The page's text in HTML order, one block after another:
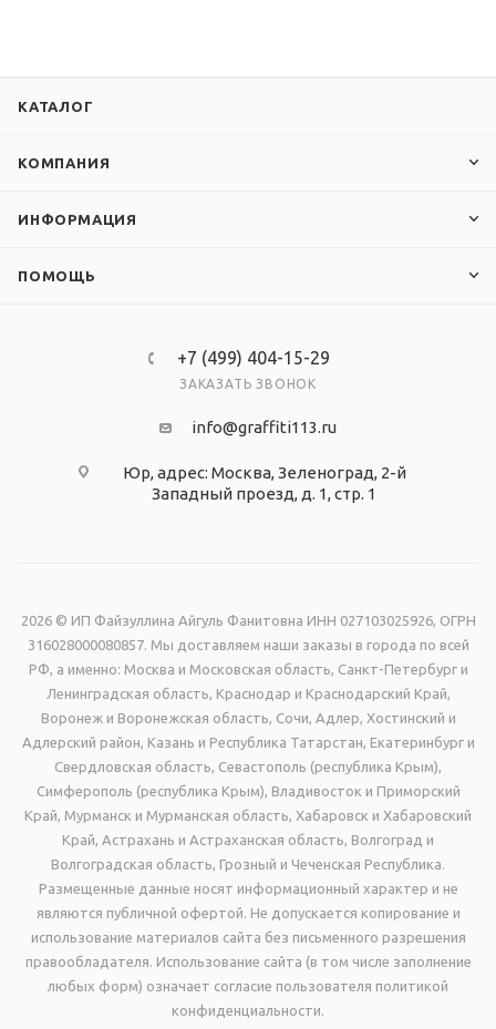
КАТАЛОГ
КОМПАНИЯ
ИНФОРМАЦИЯ
ПОМОЩЬ
+7 (499) 404-15-29
ЗАКАЗАТЬ ЗВОНОК
info@graffiti113.ru
Юр, адрес: Москва, Зеленоград, 2-й
Западный проезд, д. 1, стр. 1
2026 © ИП Файзуллина Айгуль Фанитовна ИНН 027103025926, ОГРН
316028000080857. Мы доставляем наши заказы в города по всей
РФ, а именно: Москва и Московская область, Санкт-Петербург и
Ленинградская область, Краснодар и Краснодарский Край,
Воронеж и Воронежская область, Сочи, Адлер, Хостинский и
Адлерский район, Казань и Республика Татарстан, Екатеринбург и
Свердловская область, Севастополь (республика Крым),
Симферополь (республика Крым), Владивосток и Приморский
Край, Мурманск и Мурманская область, Хабаровск и Хабаровский
Край, Астрахань и Астраханская область, Волгоград и
Волгоградская область, Грозный и Чеченская Республика.
Размещенные данные носят информационный характер и не
являются публичной офертой. Не допускается копирование и
использование материалов сайта без письменного разрешения
правообладателя. Использование сайта (в том числе заполнение
любых форм) означает согласие пользователя политикой
конфиденциальности.